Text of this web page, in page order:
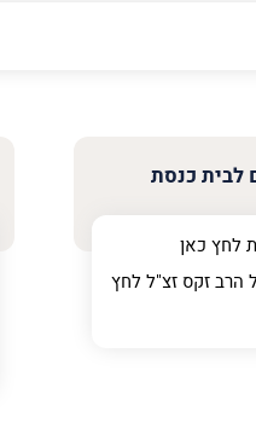
לבית כנסת
לחץ כאן
הרב זקס זצ"ל לחץ